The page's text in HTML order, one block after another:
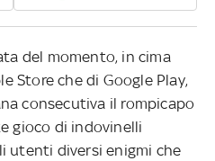
del momento, in cima
Store che di Google Play,
consecutiva il rompicapo
gioco di indovinelli
utenti diversi enigmi che